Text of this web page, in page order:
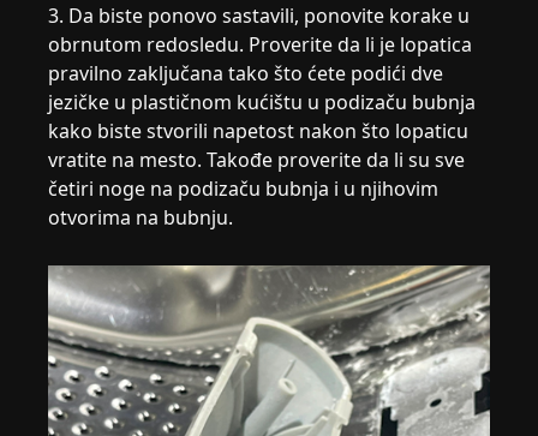
3. Da biste ponovo sastavili, ponovite korake u
obrnutom redosledu. Proverite da li je lopatica
pravilno zaključana tako što ćete podići dve
jezičke u plastičnom kućištu u podizaču bubnja
kako biste stvorili napetost nakon što lopaticu
vratite na mesto. Takođe proverite da li su sve
četiri noge na podizaču bubnja i u njihovim
otvorima na bubnju.